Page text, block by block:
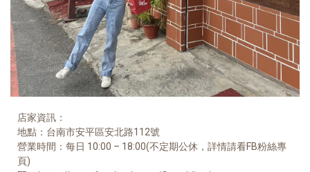
店家資訊 ：
地點：台南市安平區安北路112號
營業時間：每日 10:00 – 18:00(不定期公休，詳情請看FB粉絲專
頁)